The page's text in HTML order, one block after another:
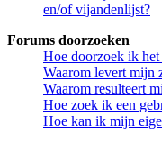
en/of vijandenlijst?
Forums doorzoeken
Hoe doorzoek ik
Waarom levert mijn
Waarom resulteert
Hoe zoek ik een
Hoe kan ik mijn